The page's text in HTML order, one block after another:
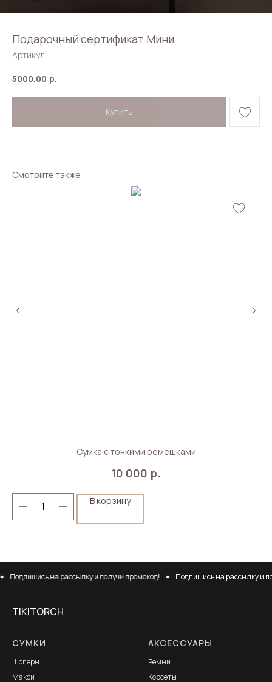
Подарочный сертификат Мини
Артикул:
5000,00 р.
Купить
Смотрите также
Сумка с тонкими ремешками
10 000 р.
В корзину
Подпишись на рассылку и получи промокод! Подпишись на рассылку и
TIKITORCH
СУМКИ
Шоперы
Макси
АКСЕССУАРЫ
Ремни
Корсеты